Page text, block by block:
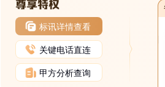
标讯详情查看
关键电话直连
甲方分析查询